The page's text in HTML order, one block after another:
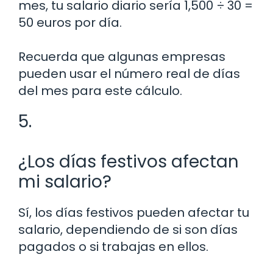
mes, tu salario diario sería 1,500 ÷ 30 =
50 euros por día.
Recuerda que algunas empresas
pueden usar el número real de días
del mes para este cálculo.
5.
¿Los días festivos afectan
mi salario?
Sí, los días festivos pueden afectar tu
salario, dependiendo de si son días
pagados o si trabajas en ellos.